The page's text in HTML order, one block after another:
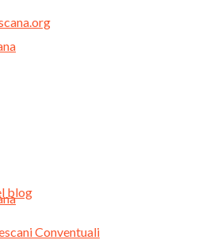
blog
Conventuali